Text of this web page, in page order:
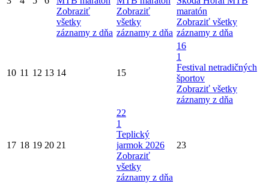
Zobraziť
všetky
záznamy z dňa
Zobraziť
všetky
záznamy z dňa
maratón
Zobraziť všetky
záznamy z dňa
10 11 12 13 14 15
16
1
Festival netradičných
športov
Zobraziť všetky
záznamy z dňa
17 18 19 20 21
22
1
Teplický
jarmok 2026
Zobraziť
všetky
záznamy z dňa
23